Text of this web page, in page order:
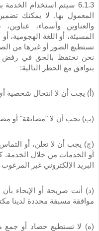
6.1.3 سيتم استخدام
المعمول بها. لا يمكنك
والعناوين وأسماء، عناوين،
المسيئة، أو اللغة
تستطيع الصور أو غيرها من
نحن نحتفظ بالحق في رفض
يتوافق مع الحظر التالية:
(أ) يجب أن لا انتحال شخصية
(ب) يجب أن لا "مضايقة" أو
(ج) يجب أن لا تعلن، أو
أو الخدمات من خلال الخدمة.
البريد الإلكتروني غير
(د) أنت صريحة أو الإيحاء بأن
موافقة مسبقة محددة لدينا
(ه) لا تستطيع حصاد أو